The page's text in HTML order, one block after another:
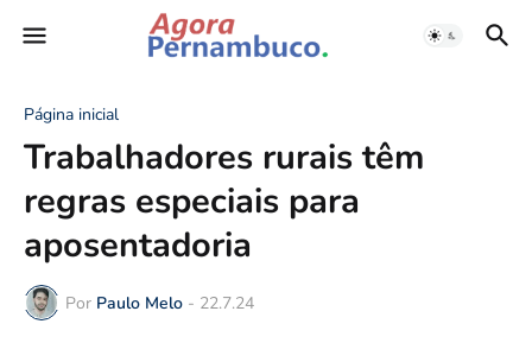
Página inicial
Trabalhadores rurais têm
regras especiais para
aposentadoria
Por Paulo Melo - 22.7.24